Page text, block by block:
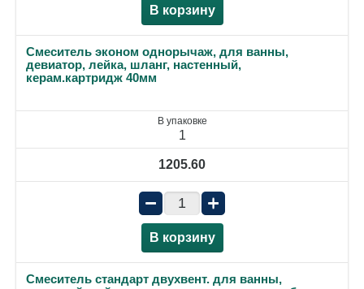
В корзину
Смеситель эконом однорычаж, для ванны,
девиатор, лейка, шланг, настенный,
керам.картридж 40мм
В упаковке
1
1205.60
− +
В корзину
Смеситель стандарт двухвент. для ванны,